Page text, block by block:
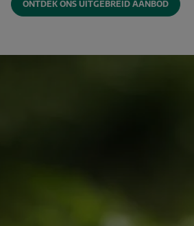
ONTDEK ONS UITGEBREID AANBOD